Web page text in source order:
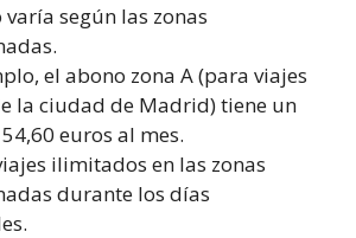
varía según las zonas
el abono zona A (para viajes
la ciudad de Madrid) tiene un
euros al mes.
ilimitados en las zonas
durante los días